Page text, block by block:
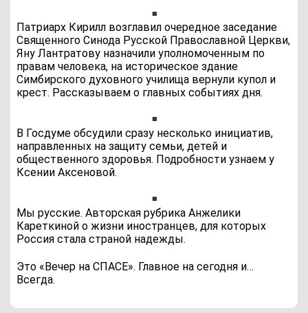
Патриарх Кирилл возглавил очередное заседание
Священного Синода Русской Православной Церкви,
Яну Лантратову назначили уполномоченным по
правам человека, на историческое здание
Симбирского духовного училища вернули купол и
крест. Рассказываем о главных событиях дня.
В Госдуме обсудили сразу несколько инициатив,
направленных на защиту семьи, детей и
общественного здоровья. Подробности узнаем у
Ксении Аксеновой.
Мы русские. Авторская рубрика Анжелики
Кареткиной о жизни иностранцев, для которых
Россия стала страной надежды.
Это «Вечер на СПАСЕ». Главное на сегодня и…
Всегда.